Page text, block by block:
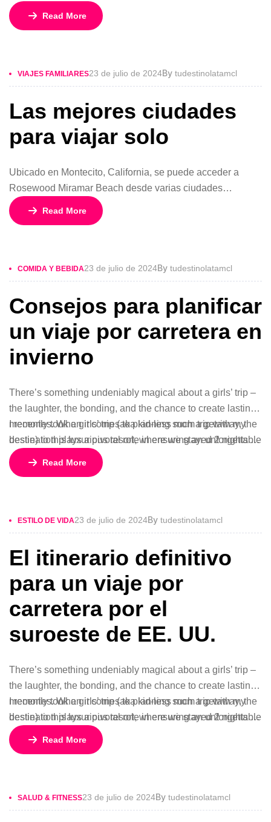
cercanas. La mayoría de los viajeros de otros estados
optan por volar al Aeropuerto Municipal de Santa Bárbara.
Read More
VIAJES FAMILIARES23 de julio de 2024By tudestinolatamcl
Las mejores ciudades
para viajar solo
Ubicado en Montecito, California, se puede acceder a
Rosewood Miramar Beach desde varias ciudades
cercanas. La mayoría de los viajeros de otros estados
optan por volar al Aeropuerto Municipal de Santa Bárbara.
Read More
COMIDA Y BEBIDA23 de julio de 2024By tudestinolatamcl
Consejos para planificar
un viaje por carretera en
invierno
There’s something undeniably magical about a girls’ trip –
the laughter, the bonding, and the chance to create lasting
memories. When it comes to planning such a getaway, the
destination plays a pivotal role in ensuring an unforgettable
experience.
I recently took a girls’ trip (aka kid-less mom trip with my
bestie) to this luxurious resort, where we stayed 2 nights in
a gorgeous bungalow, indulged at their incredible
restaurants, lounged by the pool, and enjoyed rejuvenating
Read More
ESTILO DE VIDA23 de julio de 2024By tudestinolatamcl
El itinerario definitivo
para un viaje por
carretera por el
suroeste de EE. UU.
There’s something undeniably magical about a girls’ trip –
the laughter, the bonding, and the chance to create lasting
memories. When it comes to planning such a getaway, the
destination plays a pivotal role in ensuring an unforgettable
experience.
I recently took a girls’ trip (aka kid-less mom trip with my
bestie) to this luxurious resort, where we stayed 2 nights in
a gorgeous bungalow, indulged at their incredible
restaurants, lounged by the pool, and enjoyed rejuvenating
Read More
SALUD & FITNESS23 de julio de 2024By tudestinolatamcl